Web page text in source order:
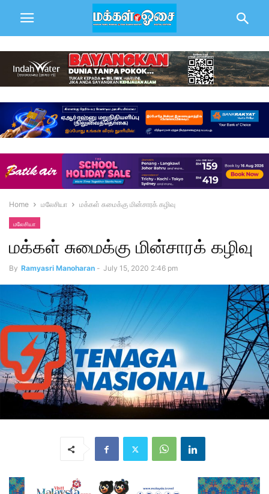
Home மலேசியா மக்கள் சுமைக்கு மின்சாரக் கழிவு
மலேசியா
மக்கள் சுமைக்கு மின்சாரக் கழிவு
By Ramyasri Manoharan - July 15, 2020 2:46 pm